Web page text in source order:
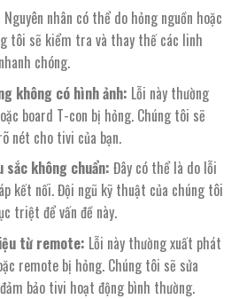
Nguyên nhân có thể do hỏng nguồn hoặc
tôi sẽ kiểm tra và thay thế các linh
chóng.
không có hình ảnh: Lỗi này thường
board T-con bị hỏng. Chúng tôi sẽ
nét cho tivi của bạn.
sắc không chuẩn: Đây có thể là do lỗi
kết nối. Đội ngũ kỹ thuật của chúng tôi
triệt để vấn đề này.
từ remote: Lỗi này thường xuất phát
remote bị hỏng. Chúng tôi sẽ sửa
bảo tivi hoạt động bình thường.